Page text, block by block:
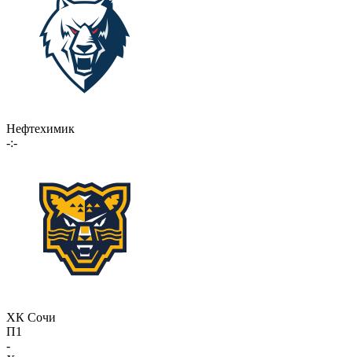
Нефтехимик
-:-
ХК Сочи
П1
-